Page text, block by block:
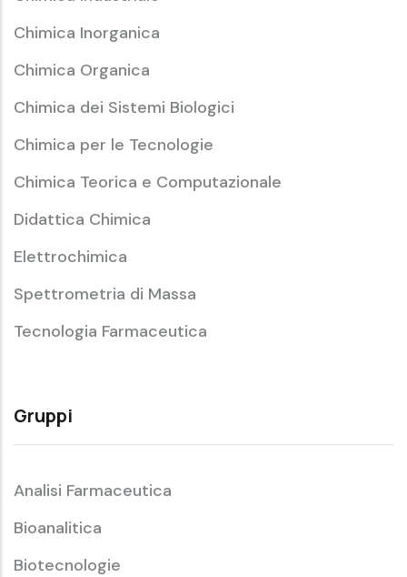
Chimica Inorganica
Chimica Organica
Chimica dei Sistemi Biologici
Chimica per le Tecnologie
Chimica Teorica e Computazionale
Didattica Chimica
Elettrochimica
Spettrometria di Massa
Tecnologia Farmaceutica
Gruppi
Analisi Farmaceutica
Bioanalitica
Biotecnologie